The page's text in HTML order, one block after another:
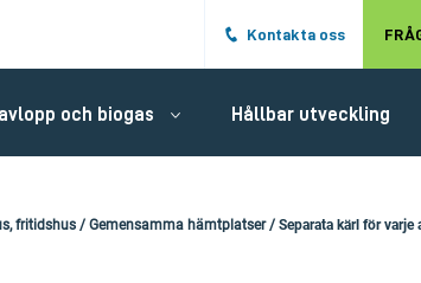
Hoppa till det huvudsakliga
Kontakta oss
och biogas Hållbar utveckling
fritidshus / Gemensamma hämtplatser/ Separata kärl för varje